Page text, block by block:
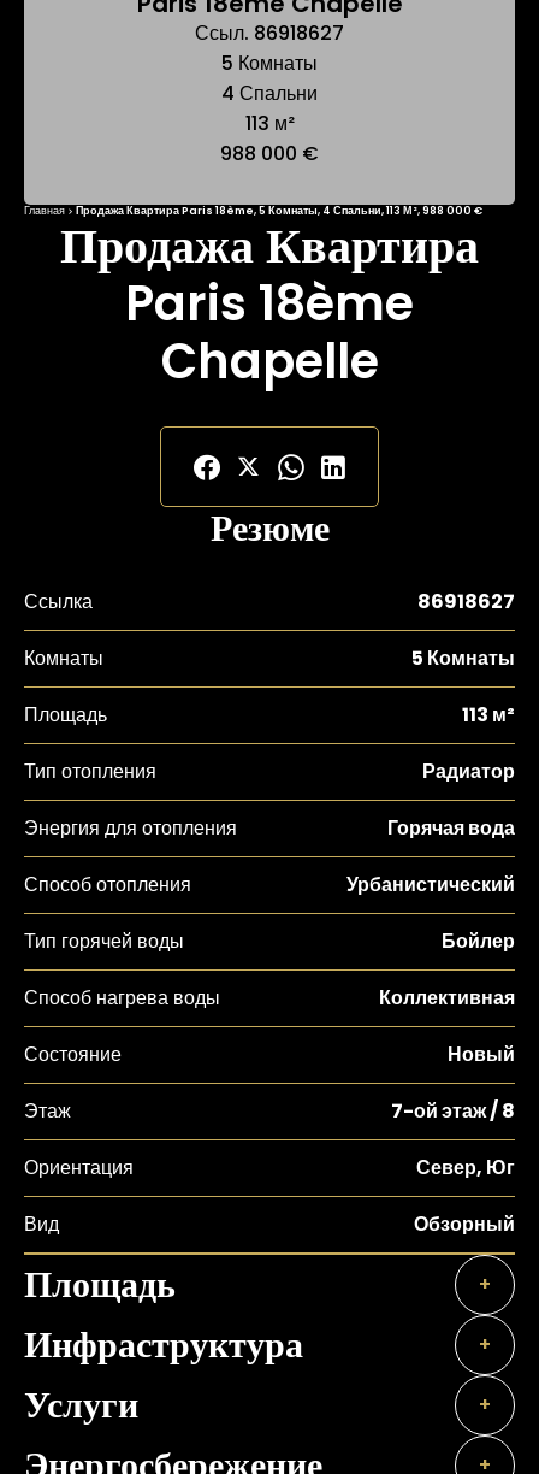
Ссыл. 86918627
5 Комнаты
4 Спальни
113 м²
988 000 €
Главная Продажа Квартира Paris 18ème, 5 Комнаты, 4 Спальни, 113 М², 988 000 €
Продажа Квартира
Paris 18ème
Chapelle
Резюме
Ссылка 86918627
Комнаты 5 Комнаты
Площадь 113 м²
Тип отопления Радиатор
Энергия для отопления Горячая вода
Способ отопления Урбанистический
Тип горячей воды Бойлер
Способ нагрева воды Коллективная
Состояние Новый
Этаж 7-ой этаж / 8
Ориентация Север, Юг
Вид Обзорный
Площадь +
Инфраструктура +
Услуги +
+